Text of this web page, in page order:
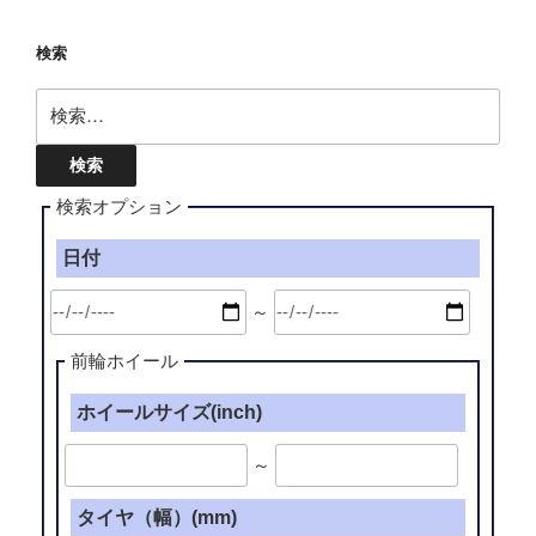
ー
シ
ョ
ン
検索
索:
検索オプション
日付
～
前輪ホイール
ホイールサイズ(inch)
～
タイヤ（幅）(mm)